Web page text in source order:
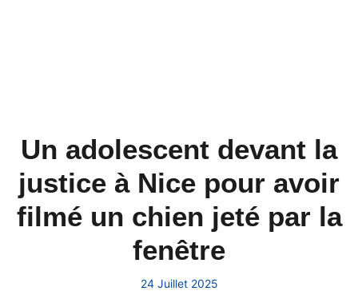
Un adolescent devant la
justice à Nice pour avoir
filmé un chien jeté par la
fenêtre
24 Juillet 2025